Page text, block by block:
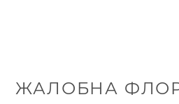
ЖАЛОБНА